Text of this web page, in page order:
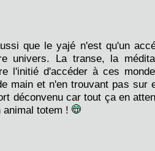
que le yajé n'est qu'un
univers. La transe, la
l'initié d'accéder à ces
main et n'en trouvant pas sur
déconvenu car tout ça en
animal totem !